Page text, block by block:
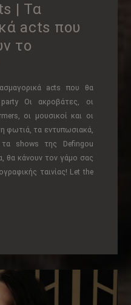
| Τα
acts που
το
acts που θα
Οι ακροβάτες, οι
οι μουσικοί και οι
φωτιά, τα εντυπωσιακά,
τα shows της Defingou
θα κάνουν τον γάμο σας
ταινίας! Let the